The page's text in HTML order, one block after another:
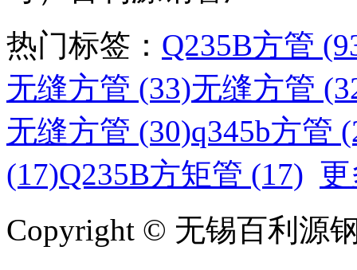
热门标签： Q235B方管
无缝方管 (33)无缝方管
无缝方管 (30)q345b方管
(17)Q235B方矩管 (17)
Copyright © 无锡百利源